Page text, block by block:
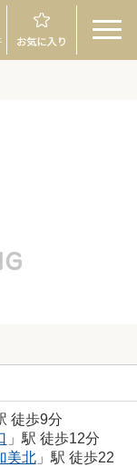
徒歩9分
」駅 徒歩12分
美北」駅 徒歩22